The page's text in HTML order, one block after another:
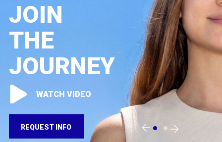
JOIN
THE
JOURNEY
WATCH VIDEO
REQUEST INFO